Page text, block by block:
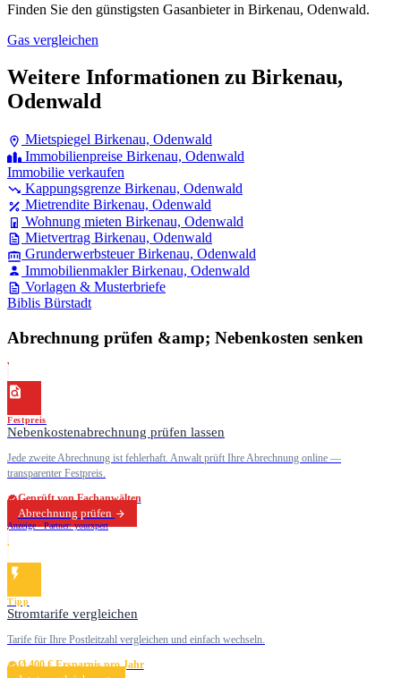
Finden Sie den günstigsten Gasanbieter in Birkenau, Odenwald.
Gas vergleichen
Weitere Informationen zu Birkenau,
Odenwald
Mietspiegel Birkenau, Odenwald
Immobilienpreise Birkenau, Odenwald
Immobilie verkaufen
Kappungsgrenze Birkenau, Odenwald
Mietrendite Birkenau, Odenwald
Wohnung mieten Birkenau, Odenwald
Mietvertrag Birkenau, Odenwald
Grunderwerbsteuer Birkenau, Odenwald
Immobilienmakler Birkenau, Odenwald
Vorlagen & Musterbriefe
Biblis Bürstadt
Abrechnung prüfen &amp; Nebenkosten senken
Festpreis
Nebenkostenabrechnung prüfen lassen
Jede zweite Abrechnung ist fehlerhaft. Anwalt prüft Ihre Abrechnung online —
transparenter Festpreis.
Geprüft von Fachanwälten
Abrechnung prüfen
Anzeige · Partner: yourxpert
Tipp
Stromtarife vergleichen
Tarife für Ihre Postleitzahl vergleichen und einfach wechseln.
Ø 400 € Ersparnis pro Jahr